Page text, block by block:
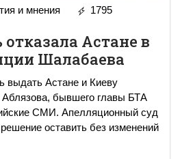
и мнения
1795
Астане в
Шалабаева
выдать Астане и Киеву
Аблязова, бывшего главы БТА
СМИ. Апелляционный суд
оставить без изменений